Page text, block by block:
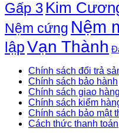
Gấp 3 Kim
Nệm cứng Nệm
lậpVạn Thành
Chính sách đổi trả
Chính sách bảo hành
Chính sách giao hàng
Chính sách kiểm
Chính sách bảo mật
Cách thức thanh toán